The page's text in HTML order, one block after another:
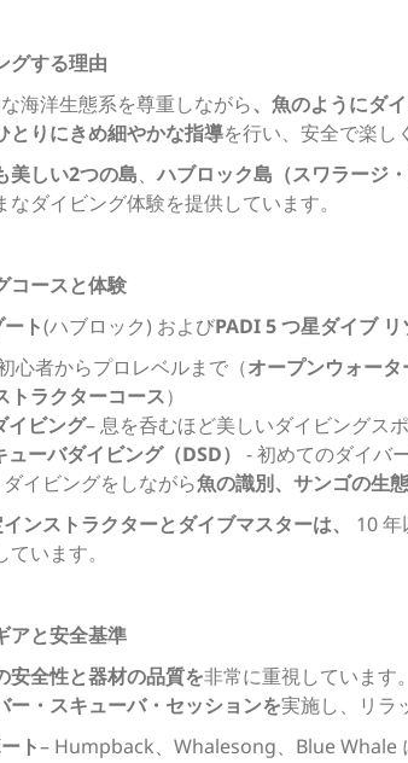
グする理由
海洋生態系を尊重しながら、魚のようにダ
とりにきめ細やかな指導を行い、安全で楽し
美しい2つの島、ハブロック島（スワラージ・
ダイビング体験を提供しています。
コースと体験
ト(ハブロック) およびPADI 5 つ星ダイブ リ
心者からプロレベルまで（オープンウォー
トラクターコース）
イビング– 息を呑むほど美しいダイビングス
ーバダイビング（DSD） - 初めてのダイバ
ダイビングをしながら魚の識別、サンゴの生
ンストラクターとダイブマスターは、
10
います。
アと安全基準
安全性と器材の品質を非常に重視しています
ー・スキューバ・セッションを実施し、リラ
ト– Humpback、Whalesong、Blue Whale